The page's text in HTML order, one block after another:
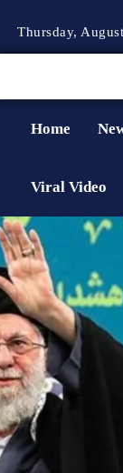
Thursday,
Home
Viral Video